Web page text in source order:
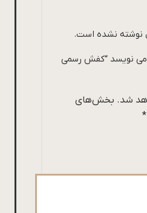
نوشته نشده است.
می نویسد “کفش رسمی
شد. بخش‌های
*